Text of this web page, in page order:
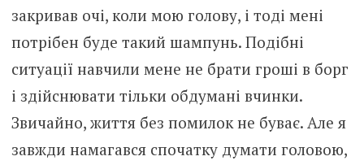
закривав очі, коли мою голову, і тоді мені
потрібен буде такий шампунь. Подібні
ситуації навчили мене не брати гроші в борг
і здійснювати тільки обдумані вчинки.
Звичайно, життя без помилок не буває. Але я
завжди намагався спочатку думати головою,